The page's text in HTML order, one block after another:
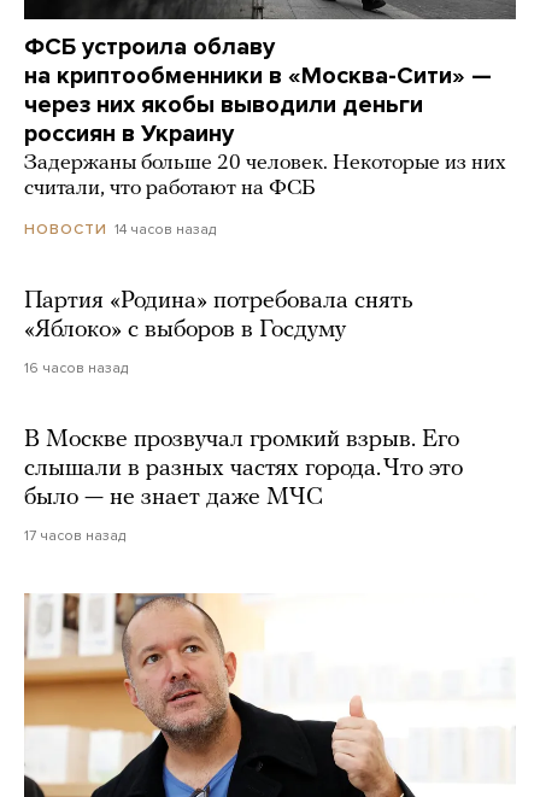
ФСБ устроила облаву
на криптообменники в «Москва-Сити» —
через них якобы выводили деньги
россиян в Украину
Задержаны больше 20 человек. Некоторые из них
считали, что работают на ФСБ
НОВОСТИ 14 часов назад
Партия «Родина» потребовала снять
«Яблоко» с выборов в Госдуму
16 часов назад
В Москве прозвучал громкий взрыв. Его
слышали в разных частях города. Что это
было — не знает даже МЧС
17 часов назад